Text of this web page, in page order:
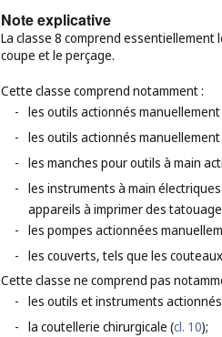
Note explicative
La classe 8 comprend
coupe et le perçage.
Cette classe comprend notamment :
- les outils actionnés
- les outils actionnés
- les manches pour outils à main
- les instruments à main
appareils à imprimer des
- les pompes actionnées
- les couverts, tels que les
Cette classe ne comprend pas
- les outils et instruments
- la coutellerie chirurgicale (cl. 10);